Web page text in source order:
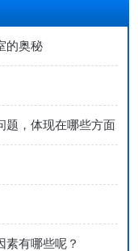
的奥秘
题，体现在哪些方面
素有哪些呢？